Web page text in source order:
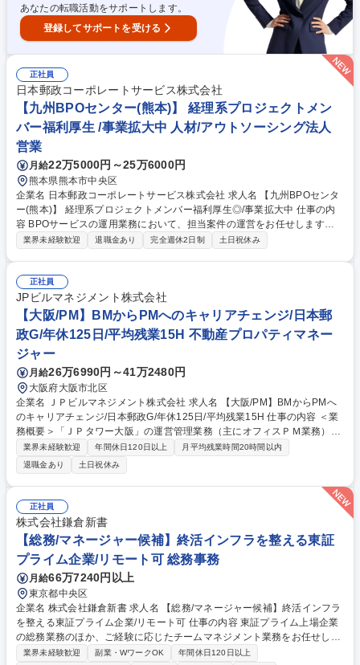
あなたの転職活動をサポートします。
登録してサポートを受ける
正社員
日本郵政コーポレートサービス株式会社
【九州BPOセンター(熊本)】 経理系プロジェクトメン
バー福利厚生 /事業拡大中 人材/アウトソーシング法人
営業
月給22万5000円～25万6000円
熊本県熊本市中央区
企業名 日本郵政コーポレートサービス株式会社 求人名 【九州BPOセンタ
ー(熊本)】 経理系プロジェクトメンバー福利厚生◎/事業拡大中 仕事の内
容 BPOサービスの運用業務において、担当案件の運営をお任せします。
経理・会計の実務経験を活かして業務を安定的に遂行するため、作業スタ
いただくことを期待しています。 【具体的な業務内容】■担当案件の作業
進捗管理■作業スタッフへの指示出し・質問対応、研修、勤怠管理■イレギ
ュラー案件の一次対応（事象の把握・報告相談）■業務フローの整理・見
直し■業務マニュアルの作成・更新■業務上の課題やリスクの把握・改善方
法の提案 募集職種 【九州BPOセンター(熊本)】 経理系プロジェクトメン
バー福利厚生◎/事業拡大中
業界未経験歓迎 退職金あり 完全週休2日制 土日祝休み
正社員
JPビルマネジメント株式会社
【大阪/PM】BMからPMへのキャリアチェンジ/日本郵
政G/年休125日/平均残業15H 不動産プロパティマネー
ジャー
月給26万6990円～41万2480円
大阪府大阪市北区
企業名 ＪＰビルマネジメント株式会社 求人名 【大阪/PM】BMからPMへ
のキャリアチェンジ/日本郵政G/年休125日/平均残業15H 仕事の内容 ＜業
務概要＞「ＪＰタワー大阪」の運営管理業務（主にオフィスＰＭ業務）を
ご担当いただきます。 ＜業務の詳細＞■テナント対応業務（契約処理、更
改調整、賃料交渉 等)■建物運営管理業務（委託先とのリレーション構築、
定例会の開催、予算作成、収支管理 等)■アカウンティング・経理業務（債
権・債務作成・確定処理、各システム連携処理、四半期決算処理 等）■レ
ポーティング業務（収支報告、月次報告書作成、各種報告等）■エリアマ
ネジメント業務（近隣地域・団体との連携、CSR活動への参画、防火・防
災活動 等） 募集職種 【大阪/PM】BMからPMへのキャリアチェンジ/日本
郵政G/年休125日/平均残業15H
業界未経験歓迎 年間休日120日以上
月平均残業時間20時間以内
退職金あり
土日祝休み
正社員
株式会社鎌倉新書
【総務/マネージャー候補】終活インフラを整える東証
プライム企業/リモート可 総務事務
月給66万7240円以上
東京都中央区
企業名 株式会社鎌倉新書 求人名 【総務/マネージャー候補】終活インフラ
を整える東証プライム企業/リモート可 仕事の内容 東証プライム上場企業
の総務業務のほか、ご経験に応じたチームマネジメント業務をお任せしま
す。株主総会および取締役会事務局などの運営に始まり、弊社の職務環境
業界未経験歓迎 副業・WワークOK 年間休日120日以上